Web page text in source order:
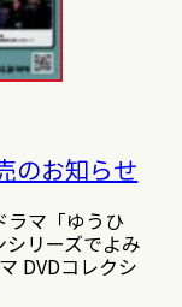
のお知らせ
ラマ「ゆうひ
リーズでよみ
DVDコレクシ